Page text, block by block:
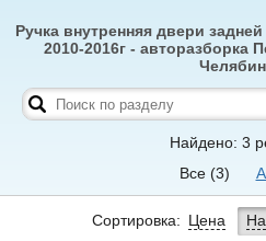
Ручка внутренняя двери
2010-2016г - авторазборка
Найдено: 3
Все (3)
Сортировка: Цена